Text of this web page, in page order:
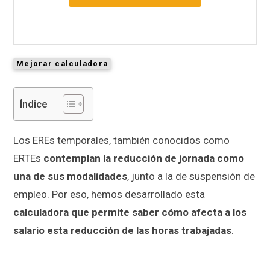
Mejorar calculadora
Índice
Los EREs temporales, también conocidos como
ERTEs contemplan la reducción de jornada como
una de sus modalidades, junto a la de suspensión de
empleo. Por eso, hemos desarrollado esta
calculadora que permite saber cómo afecta a los
salario esta reducción de las horas trabajadas.